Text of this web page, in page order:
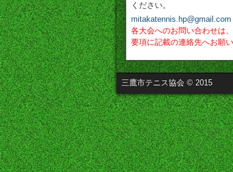
ください。
mitakatennis.hp@gmail.com
各大会へのお問い合わせは
要項に記載の連絡先へお願い
三鷹市テニス協会 © 2015